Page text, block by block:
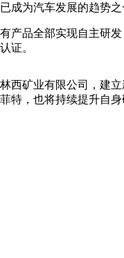
成为汽车发展的趋势之
品全部实现自主研发
证。
矿业有限公司，建立
特，也将持续提升自